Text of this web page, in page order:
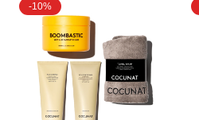
-10%